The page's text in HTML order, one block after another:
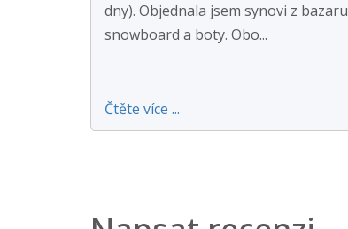
dny). Objednala jsem synovi z bazaru
snowboard a boty. Obo...
Čtěte více ...